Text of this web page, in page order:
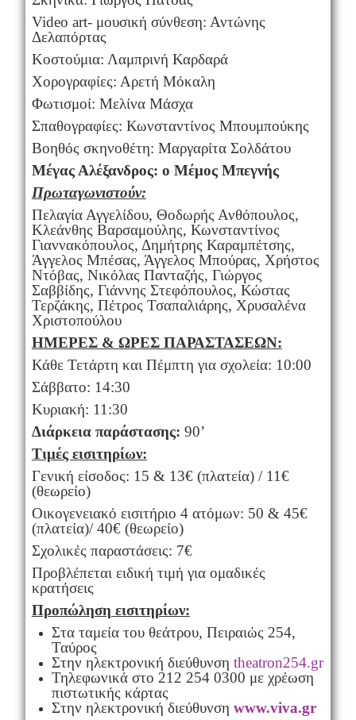
Video art- μουσική σύνθεση: Αντώνης
Δελαπόρτας
Κοστούμια: Λαμπρινή Καρδαρά
Χορογραφίες: Αρετή Μόκαλη
Φωτισμοί: Μελίνα Μάσχα
Σπαθογραφίες: Κωνσταντίνος Μπουμπούκης
Βοηθός σκηνοθέτη: Μαργαρίτα Σολδάτου
Μέγας Αλέξανδρος: ο Μέμος Μπεγνής
Πρωταγωνιστούν:
Πελαγία Αγγελίδου, Θοδωρής Ανθόπουλος,
Κλεάνθης Βαρσαμούλης, Κωνσταντίνος
Γιαννακόπουλος, Δημήτρης Καραμπέτσης,
Άγγελος Μπέσας, Άγγελος Μπούρας, Χρήστος
Ντόβας, Νικόλας Πανταζής, Γιώργος
Σαββίδης, Γιάννης Στεφόπουλος, Κώστας
Τερζάκης, Πέτρος Τσαπαλιάρης, Χρυσαλένα
Χριστοπούλου
ΗΜΕΡΕΣ & ΩΡΕΣ ΠΑΡΑΣΤΑΣΕΩΝ:
Κάθε Τετάρτη και Πέμπτη για σχολεία: 10:00
Σάββατο: 14:30
Κυριακή: 11:30
Διάρκεια παράστασης: 90’
Τιμές εισιτηρίων:
Γενική είσοδος: 15 & 13€ (πλατεία) / 11€
(θεωρείο)
Οικογενειακό εισιτήριο 4 ατόμων: 50 & 45€
(πλατεία)/ 40€ (θεωρείο)
Σχολικές παραστάσεις: 7€
Προβλέπεται ειδική τιμή για ομαδικές
κρατήσεις
Προπώληση εισιτηρίων:
Στα ταμεία του θεάτρου, Πειραιώς 254,
Ταύρος
Στην ηλεκτρονική διεύθυνση theatron254.gr
Τηλεφωνικά στο 212 254 0300 με χρέωση
πιστωτικής κάρτας
Στην ηλεκτρονική διεύθυνση www.viva.gr